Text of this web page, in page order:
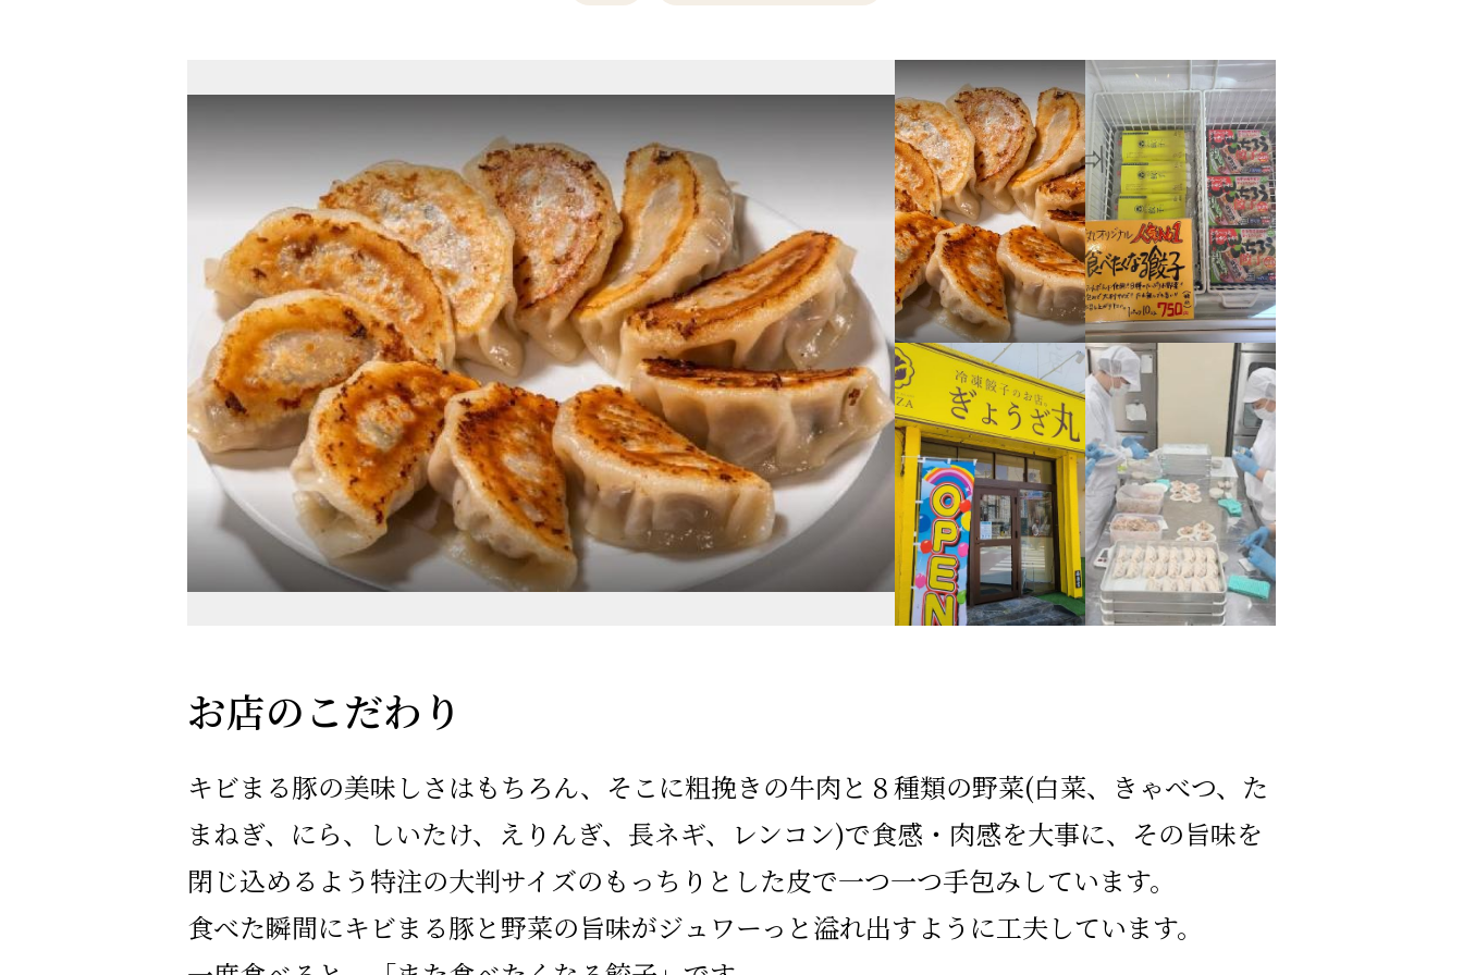
お店のこだわり
キビまる豚の美味しさはもちろん、そこに粗挽きの牛肉と８種類の野菜(白菜、きゃべつ、た
まねぎ、にら、しいたけ、えりんぎ、長ネギ、レンコン)で食感・肉感を大事に、その旨味を
閉じ込めるよう特注の大判サイズのもっちりとした皮で一つ一つ手包みしています。
食べた瞬間にキビまる豚と野菜の旨味がジュワーっと溢れ出すように工夫しています。